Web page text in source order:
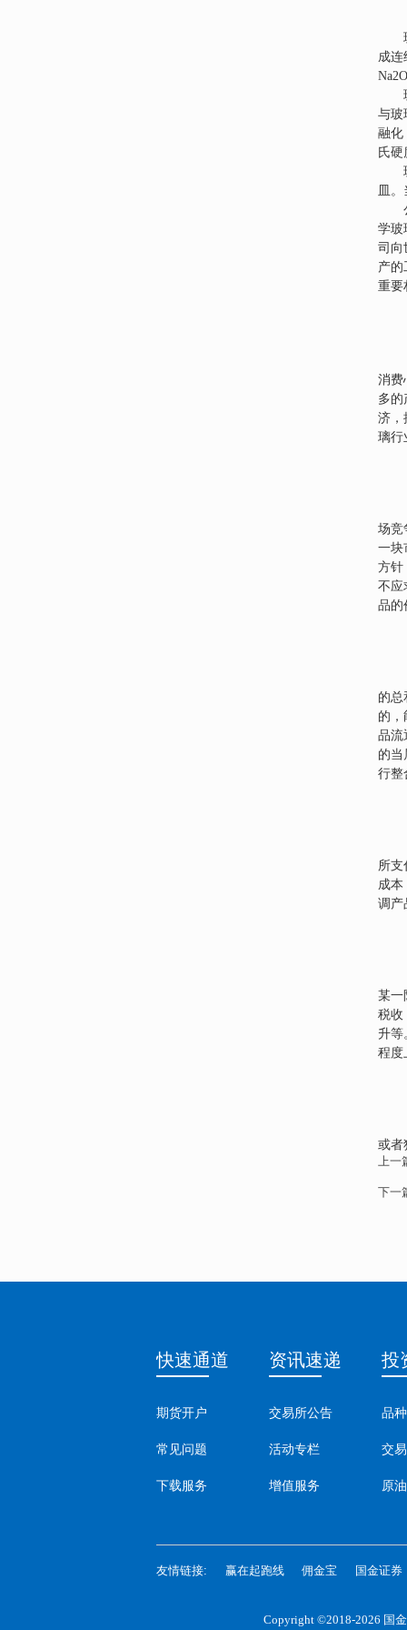
成连
Na2O
与玻
融化
氏硬
皿
学玻
司向
产的
重要
消费
多的
济，
璃行
场竞
一块
方针
不应
品的
的总
的，
品流
的当
行整
所支
成本
调产
某一
税收
升等
程度
或者
上一
下一
快速通道
期货开户
常见问题
下载服务
资讯速递
交易所公告
活动专栏
增值服务
投
品
交
原
友情链接: 赢在起跑线 佣金宝 国金证券
Copyright ©2018-2026 国